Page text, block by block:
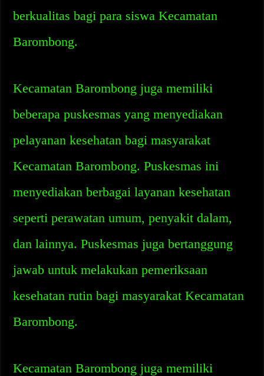
berkualitas bagi para siswa Kecamatan
Barombong.
Kecamatan Barombong juga memiliki
beberapa puskesmas yang menyediakan
pelayanan kesehatan bagi masyarakat
Kecamatan Barombong. Puskesmas ini
menyediakan berbagai layanan kesehatan
seperti perawatan umum, penyakit dalam,
dan lainnya. Puskesmas juga bertanggung
jawab untuk melakukan pemeriksaan
kesehatan rutin bagi masyarakat Kecamatan
Barombong.
Kecamatan Barombong juga memiliki